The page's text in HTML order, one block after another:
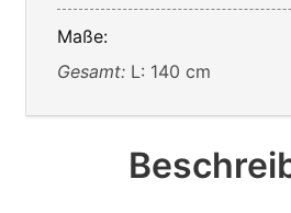
Maße:
Gesamt: L: 140 cm